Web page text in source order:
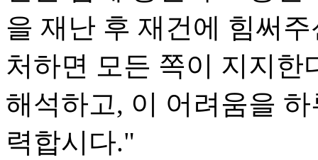
을 재난 후 재건에 힘써
처하면 모든 쪽이 지지한
해석하고, 이 어려움을
력합시다."